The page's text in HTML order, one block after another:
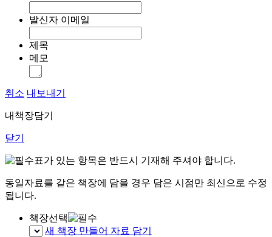
발신자 이메일
제목
메모
취소 내보내기
내책장담기
닫기
표가 있는 항목은 반드시 기재해 주셔야 합니다.
동일자료를 같은 책장에 담을 경우 담은 시점만 최신으로 수정
됩니다.
책장선택
새 책장 만들어 자료 담기